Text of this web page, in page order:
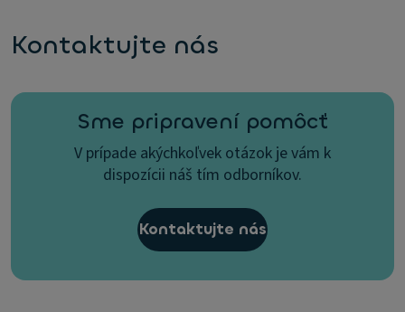
Kontaktujte nás
Sme pripravení pomôcť
V prípade akýchkoľvek otázok je vám k
dispozícii náš tím odborníkov.
Kontaktujte nás